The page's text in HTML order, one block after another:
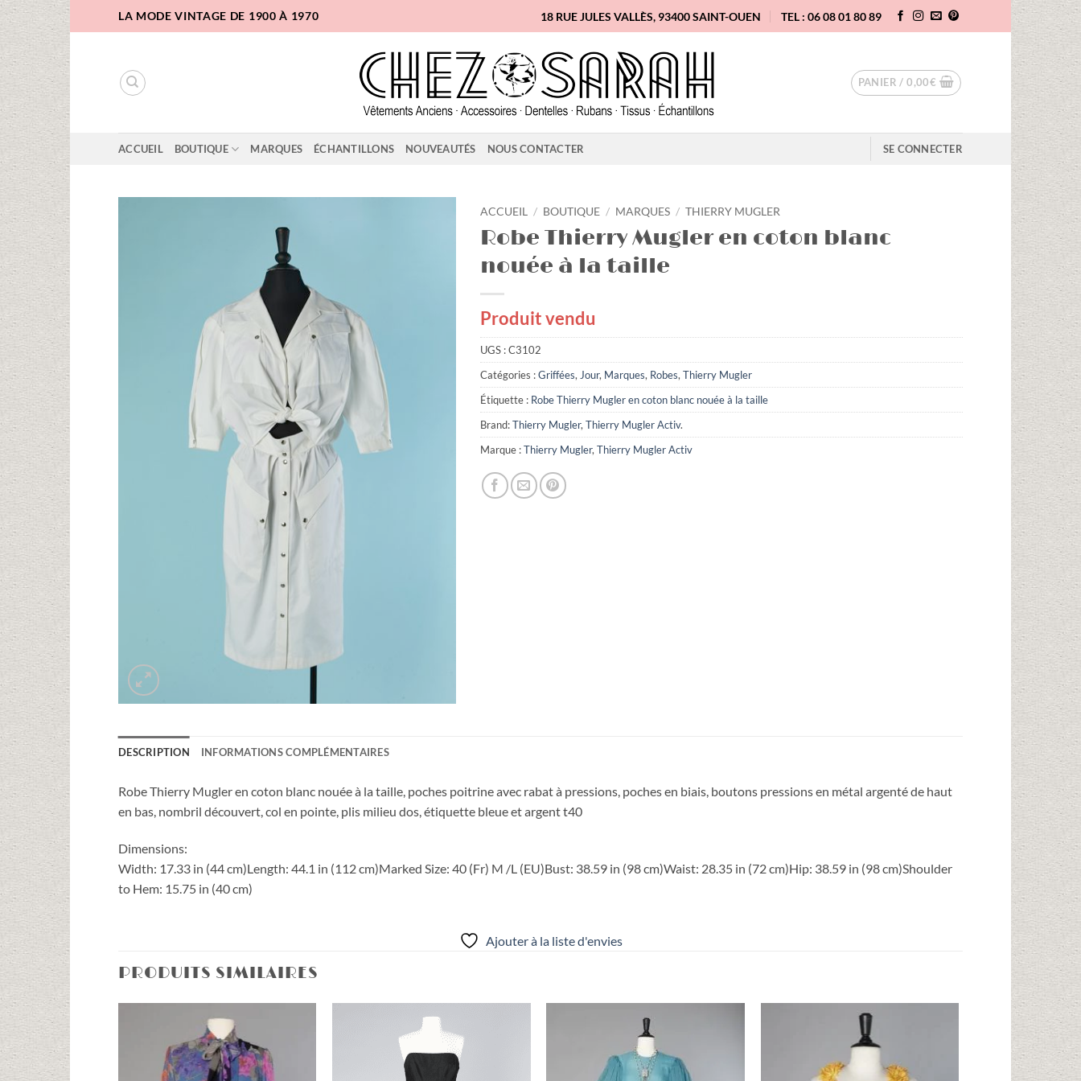
au
LA MODE VINTAGE DE 1900 À 1970 18 RUE JULES VALLÈS, 93400 SAINT-OUEN TEL : 06 08 01 80 89
PANIER /0,00€
ACCUEIL BOUTIQUE MARQUES ÉCHANTILLONS NOUVEAUTÉS NOUS CONTACTER SE CONNECTER
ACCUEIL / BOUTIQUE / MARQUES / THIERRY MUGLER
Robe Thierry Mugler en coton blanc
nouée à la taille
Produit vendu
UGS :C3102
Catégories :Griffées, Jour, Marques, Robes, Thierry Mugler
Étiquette : Robe Thierry Mugler en coton blanc nouée à la taille
Brand:Thierry Mugler, Thierry Mugler Activ.
Marque :Thierry Mugler, Thierry Mugler Activ
DESCRIPTION INFORMATIONS COMPLÉMENTAIRES
Robe Thierry Mugler en coton blanc nouée à la taille, poches poitrine avec rabat à pressions, poches en biais, boutons pressions en métal argenté de haut
en bas, nombril découvert, col en pointe, plis milieu dos, étiquette bleue et argent t40
Dimensions:
Width: 17.33 in (44 cm)Length: 44.1 in (112 cm)Marked Size: 40 (Fr) M /L (EU)Bust: 38.59 in (98 cm)Waist: 28.35 in (72 cm)Hip: 38.59 in (98 cm)Shoulder
to Hem: 15.75 in (40 cm)
Ajouter à la liste d'envies
PRODUITS SIMILAIRES
à la liste
d'envies